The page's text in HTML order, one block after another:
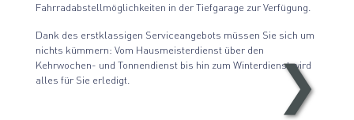
Fahrradabstellmöglichkeiten in der Tiefgarage zur Verfügung.
Dank des erstklassigen Serviceangebots müssen Sie sich um
nichts kümmern: Vom Hausmeisterdienst über den
Kehrwochen- und Tonnendienst bis hin zum Winterdienst wird
alles für Sie erledigt.
Sonnenhöhe-Haus-6.B-02 ❯